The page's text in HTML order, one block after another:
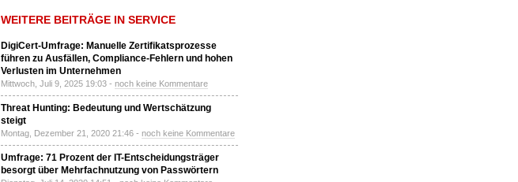
WEITERE BEITRÄGE IN SERVICE
DigiCert-Umfrage: Manuelle Zertifikatsprozesse
führen zu Ausfällen, Compliance-Fehlern und hohen
Verlusten im Unternehmen
Mittwoch, Juli 9, 2025 19:03 - noch keine Kommentare
Threat Hunting: Bedeutung und Wertschätzung
steigt
Montag, Dezember 21, 2020 21:46 - noch keine Kommentare
Umfrage: 71 Prozent der IT-Entscheidungsträger
besorgt über Mehrfachnutzung von Passwörtern